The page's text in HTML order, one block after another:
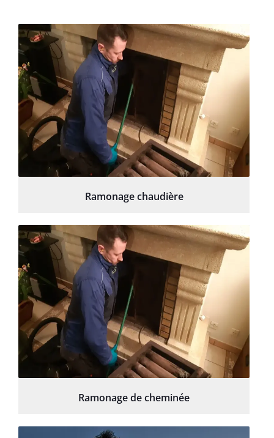
Ramonage chaudière
Ramonage de cheminée